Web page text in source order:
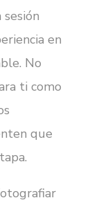
en
No
ti como
que